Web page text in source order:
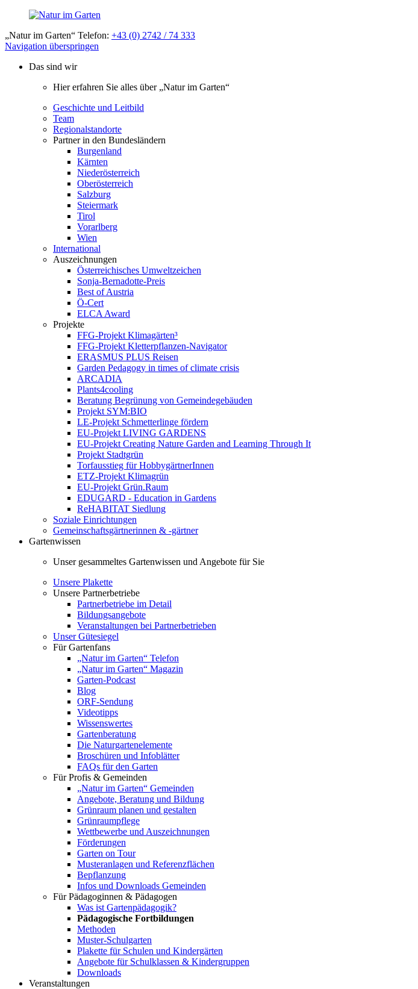
„Natur im Garten“ Telefon: +43 (0) 2742 / 74 333
Navigation überspringen
Das sind wir
Hier erfahren Sie alles über „Natur im Garten“
Geschichte und Leitbild
Team
Regionalstandorte
Partner in den Bundesländern
Burgenland
Kärnten
Niederösterreich
Oberösterreich
Salzburg
Steiermark
Tirol
Vorarlberg
Wien
International
Auszeichnungen
Österreichisches Umweltzeichen
Sonja-Bernadotte-Preis
Best of Austria
Ö-Cert
ELCA Award
Projekte
FFG-Projekt Klimagärten³
FFG-Projekt Kletterpflanzen-Navigator
ERASMUS PLUS Reisen
Garden Pedagogy in times of climate crisis
ARCADIA
Plants4cooling
Beratung Begrünung von Gemeindegebäuden
Projekt SYM:BIO
LE-Projekt Schmetterlinge fördern
EU-Projekt LIVING GARDENS
EU-Projekt Creating Nature Garden and Learning Through It
Projekt Stadtgrün
Torfausstieg für HobbygärtnerInnen
ETZ-Projekt Klimagrün
EU-Projekt Grün.Raum
EDUGARD - Education in Gardens
ReHABITAT Siedlung
Soziale Einrichtungen
Gemeinschaftsgärtnerinnen & -gärtner
Gartenwissen
Unser gesammeltes Gartenwissen und Angebote für Sie
Unsere Plakette
Unsere Partnerbetriebe
Partnerbetriebe im Detail
Bildungsangebote
Veranstaltungen bei Partnerbetrieben
Unser Gütesiegel
Für Gartenfans
„Natur im Garten“ Telefon
„Natur im Garten“ Magazin
Garten-Podcast
Blog
ORF-Sendung
Videotipps
Wissenswertes
Gartenberatung
Die Naturgartenelemente
Broschüren und Infoblätter
FAQs für den Garten
Für Profis & Gemeinden
„Natur im Garten“ Gemeinden
Angebote, Beratung und Bildung
Grünraum planen und gestalten
Grünraumpflege
Wettbewerbe und Auszeichnungen
Förderungen
Garten on Tour
Musteranlagen und Referenzflächen
Bepflanzung
Infos und Downloads Gemeinden
Für Pädagoginnen & Pädagogen
Was ist Gartenpädagogik?
Pädagogische Fortbildungen
Methoden
Muster-Schulgarten
Plakette für Schulen und Kindergärten
Angebote für Schulklassen & Kindergruppen
Downloads
Veranstaltungen